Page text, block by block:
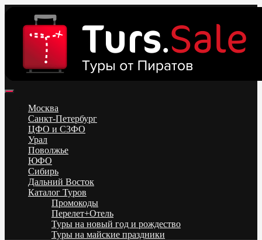
content
Низкие цены на путевки 3-7-10 ночей все включено, отдых на
море. Распродажа экскурсионных и горнолыжных туров.
Обновление каждый день. Официальный сайт Тур Сейл
Москва
Санкт-Петербург
ЦФО и СЗФО
Урал
Поволжье
ЮФО
Сибирь
Дальний Восток
Каталог Туров
Промокоды
Перелет+Отель
Туры на новый год и рождество
Туры на майские праздники